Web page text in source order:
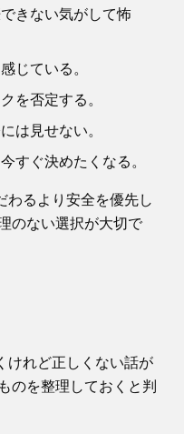
きない気がして怖
じている。
を否定する。
は見せない。
すぐ決めたくなる。
わるより安全を優先し
のない選択が大切で
けれど正しくない話が
のを整理しておくと判